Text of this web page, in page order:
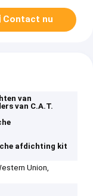
Contact nu
van
van C.A.T.
afdichting kit
Union,